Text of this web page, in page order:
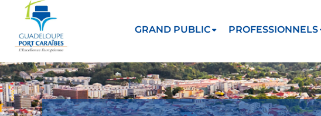
GRAND PUBLIC PROFESSIONNELS